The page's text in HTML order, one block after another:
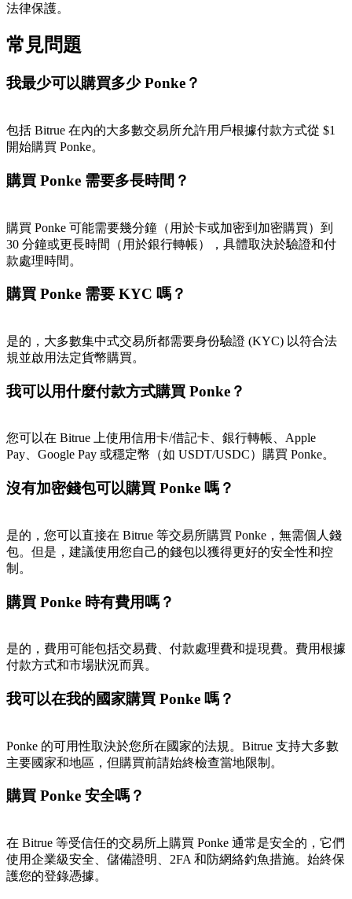
法律保護。
常見問題
我最少可以購買多少 Ponke？
包括 Bitrue 在內的大多數交易所允許用戶根據付款方式從 $1
開始購買 Ponke。
購買 Ponke 需要多長時間？
購買 Ponke 可能需要幾分鐘（用於卡或加密到加密購買）到
30 分鐘或更長時間（用於銀行轉帳），具體取決於驗證和付
款處理時間。
購買 Ponke 需要 KYC 嗎？
是的，大多數集中式交易所都需要身份驗證 (KYC) 以符合法
規並啟用法定貨幣購買。
我可以用什麼付款方式購買 Ponke？
您可以在 Bitrue 上使用信用卡/借記卡、銀行轉帳、Apple
Pay、Google Pay 或穩定幣（如 USDT/USDC）購買 Ponke。
沒有加密錢包可以購買 Ponke 嗎？
是的，您可以直接在 Bitrue 等交易所購買 Ponke，無需個人錢
包。但是，建議使用您自己的錢包以獲得更好的安全性和控
制。
購買 Ponke 時有費用嗎？
是的，費用可能包括交易費、付款處理費和提現費。費用根據
付款方式和市場狀況而異。
我可以在我的國家購買 Ponke 嗎？
Ponke 的可用性取決於您所在國家的法規。Bitrue 支持大多數
主要國家和地區，但購買前請始終檢查當地限制。
購買 Ponke 安全嗎？
在 Bitrue 等受信任的交易所上購買 Ponke 通常是安全的，它們
使用企業級安全、儲備證明、2FA 和防網絡釣魚措施。始終保
護您的登錄憑據。